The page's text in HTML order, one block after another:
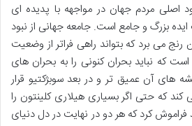
اصلی مردم جهان در مواجهه با پدیده ای
بزرگ و جامع است. جامعه جهانی از نبود
می برد که بتواند راهی فراتر از وضعیت
که نباید بحران کنونی را به بحران های
های آن عمیق تر و در بعد سوبژکتیو قرار
کند که حتی اگر بسیاری هیلاری کلینتون را
فراموش کرد که هر دو در نهایت در دل دنیای